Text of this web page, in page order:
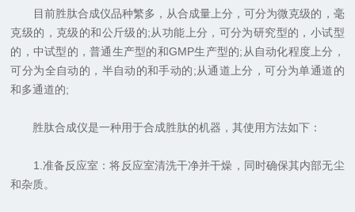
目前胜肽合成仪品种繁多，从合成量上分，可分为微克级的，毫
克级的，克级的和公斤级的;从功能上分，可分为研究型的，小试型
的，中试型的，普通生产型的和GMP生产型的;从自动化程度上分，
可分为全自动的，半自动的和手动的;从通道上分，可分为单通道的
和多通道的;
胜肽合成仪是一种用于合成胜肽的机器，其使用方法如下：
1.准备反应室：将反应室清洗干净并干燥，同时确保其内部无尘
和杂质。